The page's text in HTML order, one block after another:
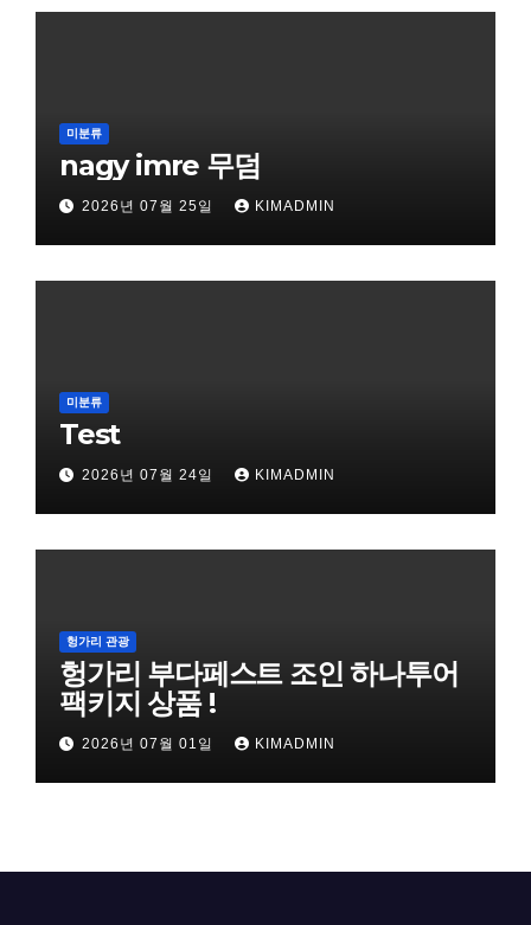
미분류
nagy imre 무덤
2026년 07월 25일 KIMADMIN
미분류
Test
2026년 07월 24일 KIMADMIN
헝가리 관광
헝가리 부다페스트 조인 하나투어
팩키지 상품 !
2026년 07월 01일 KIMADMIN